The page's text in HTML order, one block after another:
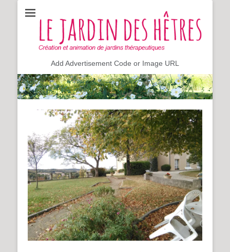
Le jardin des hêtres
Création et animation de jardin sensoriel & thérapeutique,
hortithérapie
Add Advertisement Code or Image URL